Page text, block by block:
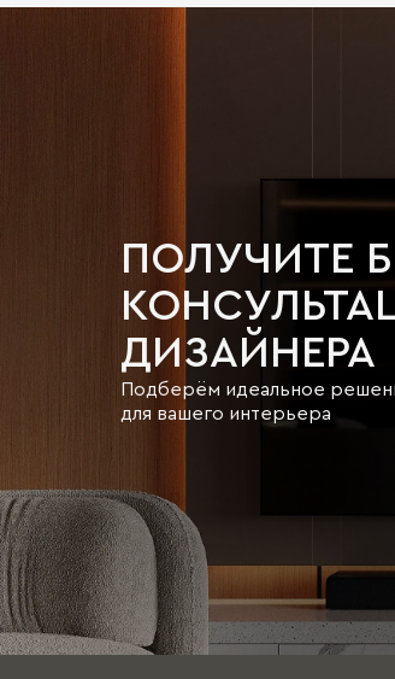
ПОЛУЧИТЕ
ДИЗАЙНЕРА
Подберём идеальное
для вашего интерьера